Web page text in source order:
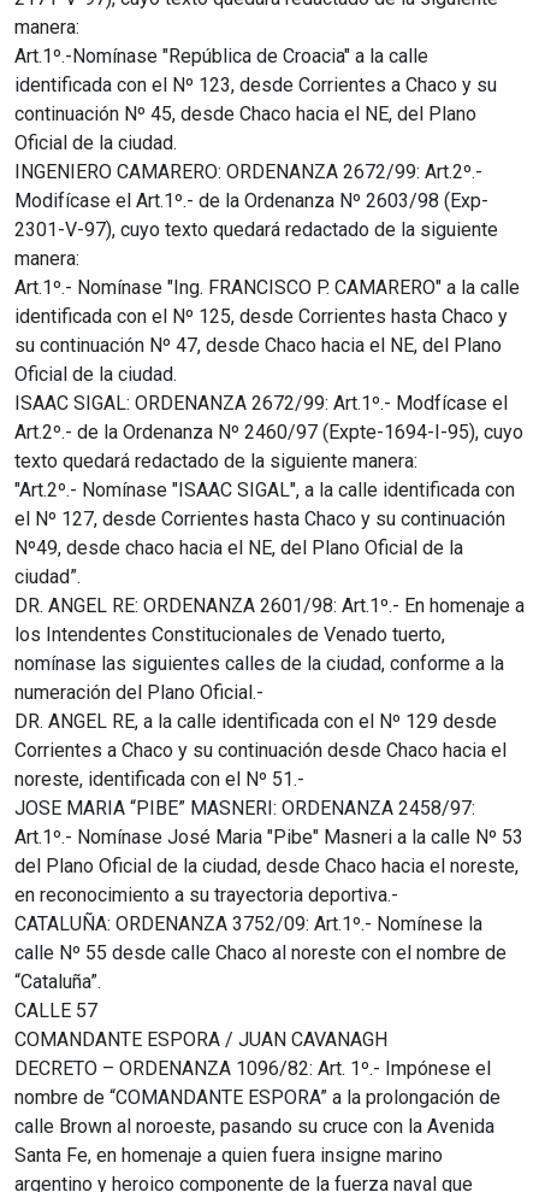
manera:
Art.1º.-Nomínase "República de Croacia" a la calle
identificada con el Nº 123, desde Corrientes a Chaco y su
continuación Nº 45, desde Chaco hacia el NE, del Plano
Oficial de la ciudad.
INGENIERO CAMARERO: ORDENANZA 2672/99: Art.2º.-
Modifícase el Art.1º.- de la Ordenanza Nº 2603/98 (Exp-
2301-V-97), cuyo texto quedará redactado de la siguiente
manera:
Art.1º.- Nomínase "Ing. FRANCISCO P. CAMARERO" a la calle
identificada con el Nº 125, desde Corrientes hasta Chaco y
su continuación Nº 47, desde Chaco hacia el NE, del Plano
Oficial de la ciudad.
ISAAC SIGAL: ORDENANZA 2672/99: Art.1º.- Modfícase el
Art.2º.- de la Ordenanza Nº 2460/97 (Expte-1694-I-95), cuyo
texto quedará redactado de la siguiente manera:
"Art.2º.- Nomínase "ISAAC SIGAL", a la calle identificada con
el Nº 127, desde Corrientes hasta Chaco y su continuación
Nº49, desde chaco hacia el NE, del Plano Oficial de la
ciudad”.
DR. ANGEL RE: ORDENANZA 2601/98: Art.1º.- En homenaje a
los Intendentes Constitucionales de Venado tuerto,
nomínase las siguientes calles de la ciudad, conforme a la
numeración del Plano Oficial.-
DR. ANGEL RE, a la calle identificada con el Nº 129 desde
Corrientes a Chaco y su continuación desde Chaco hacia el
noreste, identificada con el Nº 51.-
JOSE MARIA “PIBE” MASNERI: ORDENANZA 2458/97:
Art.1º.- Nomínase José Maria "Pibe" Masneri a la calle Nº 53
del Plano Oficial de la ciudad, desde Chaco hacia el noreste,
en reconocimiento a su trayectoria deportiva.-
CATALUÑA: ORDENANZA 3752/09: Art.1º.- Nomínese la
calle Nº 55 desde calle Chaco al noreste con el nombre de
“Cataluña”.
CALLE 57
COMANDANTE ESPORA / JUAN CAVANAGH
DECRETO – ORDENANZA 1096/82: Art. 1º.- Impónese el
nombre de “COMANDANTE ESPORA” a la prolongación de
calle Brown al noroeste, pasando su cruce con la Avenida
Santa Fe, en homenaje a quien fuera insigne marino
argentino y heroico componente de la fuerza naval que